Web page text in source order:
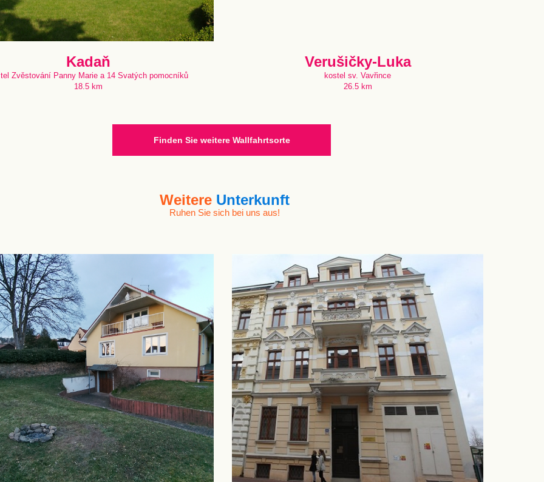
Kadaň
Zvěstování Panny Marie a 14 Svatých pomocníků
18.5 km
Verušičky-Luka
kostel sv. Vavřince
26.5 km
Finden Sie weitere Wallfahrtsorte
Weitere Unterkunft
Ruhen Sie sich bei uns aus!